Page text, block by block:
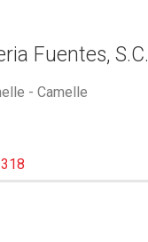
Fuentes, S.C.
- Camelle